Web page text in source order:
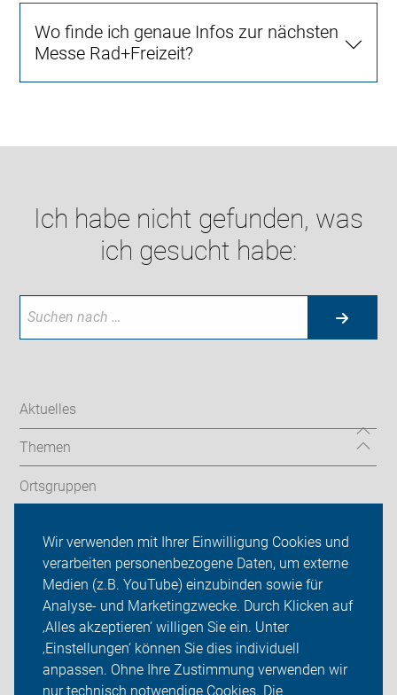
Wir verwenden mit Ihrer Einwilligung Cookies und
verarbeiten personenbezogene Daten, um externe
Medien (z.B. YouTube) einzubinden sowie für
Analyse- und Marketingzwecke. Durch Klicken auf
‚Alles akzeptieren‘ willigen Sie ein. Unter
‚Einstellungen‘ können Sie dies individuell
anpassen. Ohne Ihre Zustimmung verwenden wir
nur technisch notwendige Cookies. Die
Wo finde ich genaue Infos zur nächsten
Messe Rad+Freizeit?
Ich habe nicht gefunden, was
ich gesucht habe:
Aktuelles
Themen
Ortsgruppen
ADFC Bonn/Rhein-Sieg
Sei dabei
Presse
Login